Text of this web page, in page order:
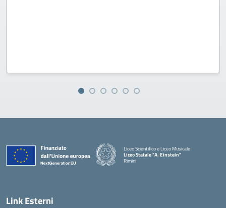
Liceo Scientifico e Liceo Musicale
Liceo Statale "A. Einstein"
Rimini
Link Esterni